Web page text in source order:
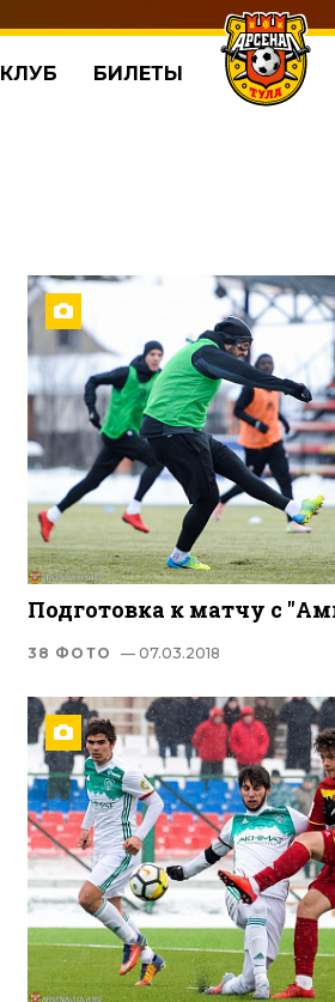
КЛУБ БИЛЕТЫ
Подготовка к матчу с
38 ФОТО — 07.03.2018